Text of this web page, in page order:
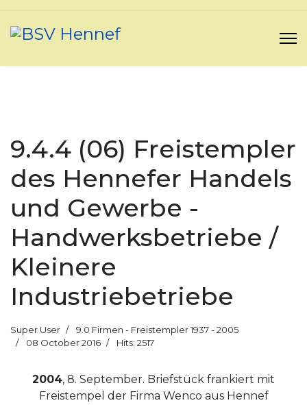
9.4.4 (06) Freistempler
des Hennefer Handels
und Gewerbe -
Handwerksbetriebe /
Kleinere
Industriebetriebe
Super User
9.0 Firmen - Freistempler 1937 - 2005
08 October 2016
Hits: 2517
2004, 8. September. Briefstück frankiert mit
Freistempel der Firma Wenco aus Hennef